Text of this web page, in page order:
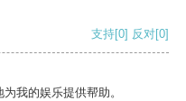
支持[0] 反对[0]
我的娱乐提供帮助。